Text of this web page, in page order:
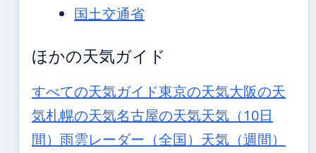
国土交通省
ほかの天気ガイド
すべての天気ガイド東京の天気大阪の天
気札幌の天気名古屋の天気天気（10日
間） 雨雲レーダー（全国） 天気（週間）